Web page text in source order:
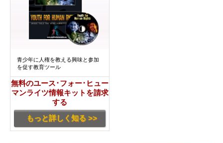
青少年に人権を教える興味と参加
を促す教育ツール
無料のユース･フォー･ヒュー
マンライツ情報キットを請求
する
もっと詳しく知る >>